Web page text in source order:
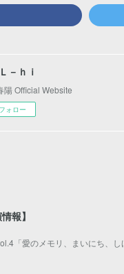
－ｈｉ
陽 Official Website
フォロー
報】
「愛のメモリ、まいにち、し